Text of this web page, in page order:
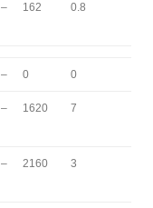
– 162 0.8
– 0 0
– 1620 7
– 2160 3